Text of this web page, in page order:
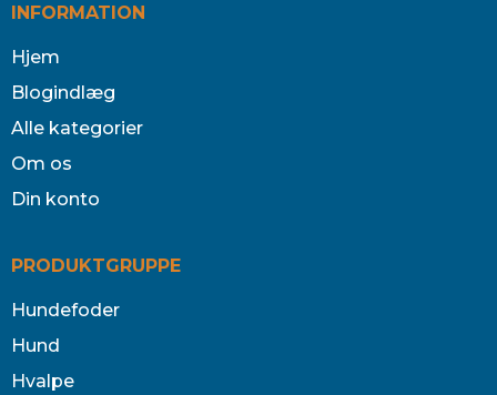
INFORMATION
Hjem
Blogindlæg
Alle kategorier
Om os
Din konto
PRODUKTGRUPPE
Hundefoder
Hund
Hvalpe